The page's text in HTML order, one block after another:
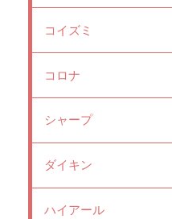
コイズミ
コロナ
シャープ
ダイキン
ハイアール